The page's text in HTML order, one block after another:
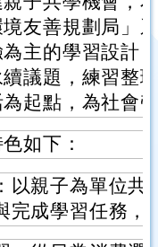
友善規劃局」
主的學習設計
議題，練習整
起點，為社會
如下：
以親子為單位共
完成學習任務